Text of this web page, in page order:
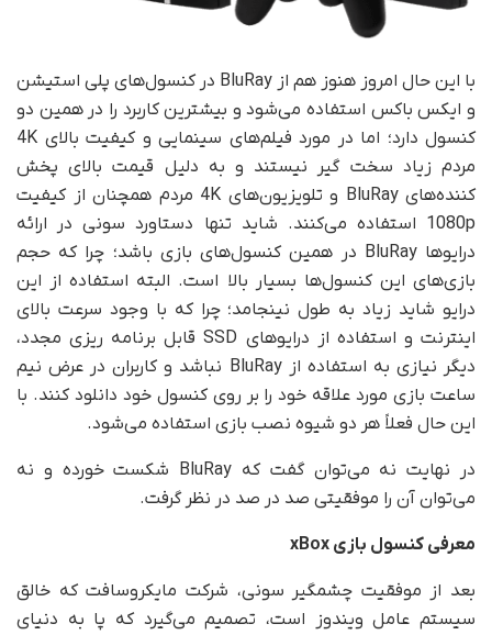
با این حال امروز هنوز هم از BluRay در کنسول‌های پلی استیشن
و ایکس باکس استفاده می‌شود و بیشترین کاربرد را در همین دو
کنسول دارد؛ اما در مورد فیلم‌های سینمایی و کیفیت بالای 4K
مردم زیاد سخت گیر نیستند و به دلیل قیمت بالای پخش
کننده‌های BluRay و تلویزیون‌های 4K مردم همچنان از کیفیت
1080p استفاده می‌کنند. شاید تنها دستاورد سونی در ارائه
درایوها BluRay در همین کنسول‌های بازی باشد؛ چرا که حجم
بازی‌های این کنسول‌ها بسیار بالا است. البته استفاده از این
درایو شاید زیاد به طول نینجامد؛ چرا که با وجود سرعت بالای
اینترنت و استفاده از درایوهای SSD قابل برنامه ریزی مجدد،
دیگر نیازی به استفاده از BluRay نباشد و کاربران در عرض نیم
ساعت بازی مورد علاقه خود را بر روی کنسول خود دانلود کنند. با
این حال فعلاً هر دو شیوه نصب بازی استفاده می‌شود.
در نهایت نه می‌توان گفت که BluRay شکست خورده و نه
می‌توان آن را موفقیتی صد در صد در نظر گرفت.
معرفی کنسول بازی
بعد از موفقیت چشمگیر سونی، شرکت مایکروسافت که خالق
سیستم عامل ویندوز است، تصمیم می‌گیرد که پا به دنیای